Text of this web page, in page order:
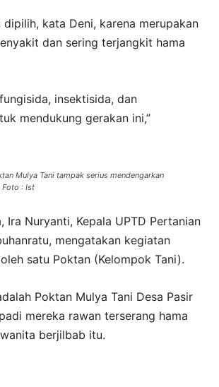
dipilih, kata Deni, karena merupakan
dan sering terjangkit hama
insektisida, dan
mendukung gerakan ini,”
Mulya Tani tampak serius mendengarkan
Foto : Ist
Ira Nuryanti, Kepala UPTD Pertanian
mengatakan kegiatan
satu Poktan (Kelompok Tani).
Poktan Mulya Tani Desa Pasir
mereka rawan terserang hama
berjilbab itu.